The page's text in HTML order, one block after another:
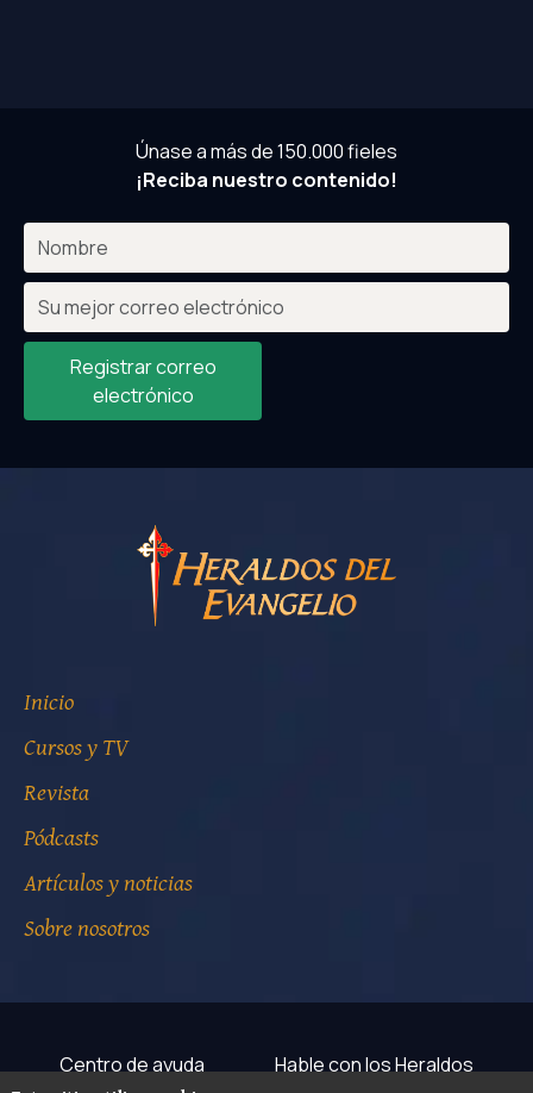
Únase a más de 150.000 fieles
¡Reciba nuestro contenido!
Registrar correo
electrónico
Inicio
Cursos y TV
Revista
Pódcasts
Artículos y noticias
Sobre nosotros
Centro de ayuda Hable con los Heraldos